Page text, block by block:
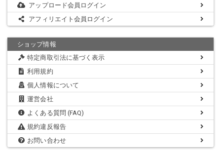
アップロード会員ログイン
アフィリエイト会員ログイン
ショップ情報
特定商取引法に基づく表示
利用規約
個人情報について
運営会社
よくある質問 (FAQ)
規約違反報告
お問い合わせ